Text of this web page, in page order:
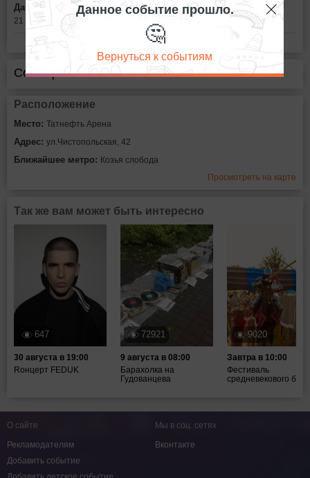
Дата:
21 октября в 20:00
Сообщить об ошибке
Расположение
Место: Татнефть Арена
Адрес: ул.Чистопольская, 42
Ближайшее метро: Козья слобода
Просмотреть на карте
Так же вам может быть интересно
647
30 августа в 19:00
Rонцерт FEDUK
72921
9 августа в 08:00
Барахолка на
Гудованцева
9020
Завтра в 10:00
Фестиваль
средневекового боя
Данное событие прошло.
🤔
Вернуться к событиям
О сайте
Рекламодателям
Добавить событие
Мы в соц. сетях
Вконтакте